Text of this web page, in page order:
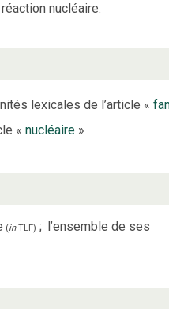
nucléaire.
lexicales de l’article «
« nucléaire»
(inTLF) ; l’ensemble de ses